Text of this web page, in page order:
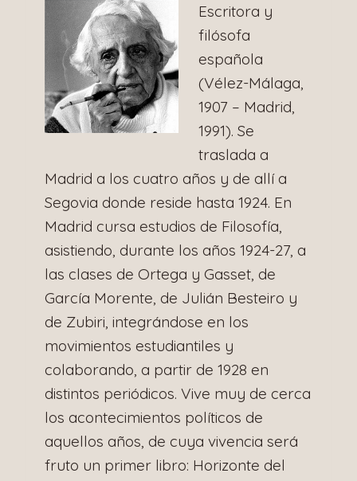
Escritora y
filósofa
española
(Vélez-Málaga,
1907 – Madrid,
1991). Se
traslada a
Madrid a los cuatro años y de allí a
Segovia donde reside hasta 1924. En
Madrid cursa estudios de Filosofía,
asistiendo, durante los años 1924-27, a
las clases de Ortega y Gasset, de
García Morente, de Julián Besteiro y
de Zubiri, integrándose en los
movimientos estudiantiles y
colaborando, a partir de 1928 en
distintos periódicos. Vive muy de cerca
los acontecimientos políticos de
aquellos años, de cuya vivencia será
fruto un primer libro: Horizonte del